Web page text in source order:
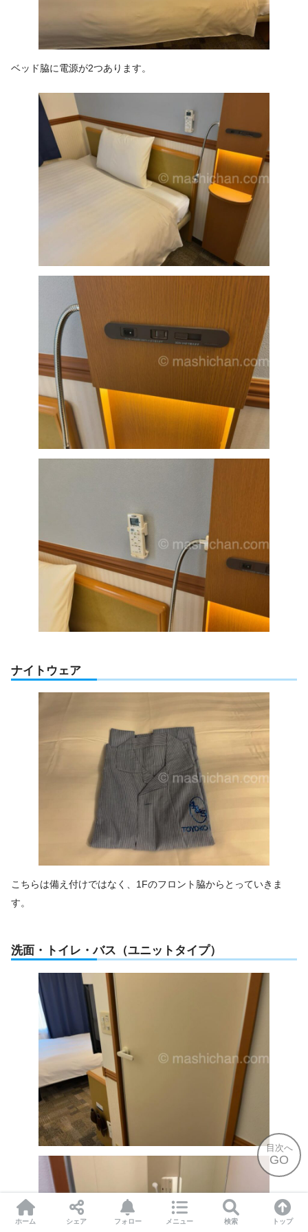
目次へ
GO
ベッド脇に電源が2つあります。
ナイトウェア
こちらは備え付けではなく、1Fのフロント脇からとっていきま
す。
洗面・トイレ・バス（ユニットタイプ）
ホーム シェア フォロー メニュー 検索 トップ